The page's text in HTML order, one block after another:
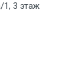
1, 3 этаж